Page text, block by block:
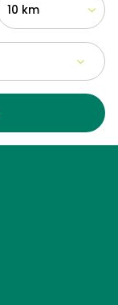
10 km